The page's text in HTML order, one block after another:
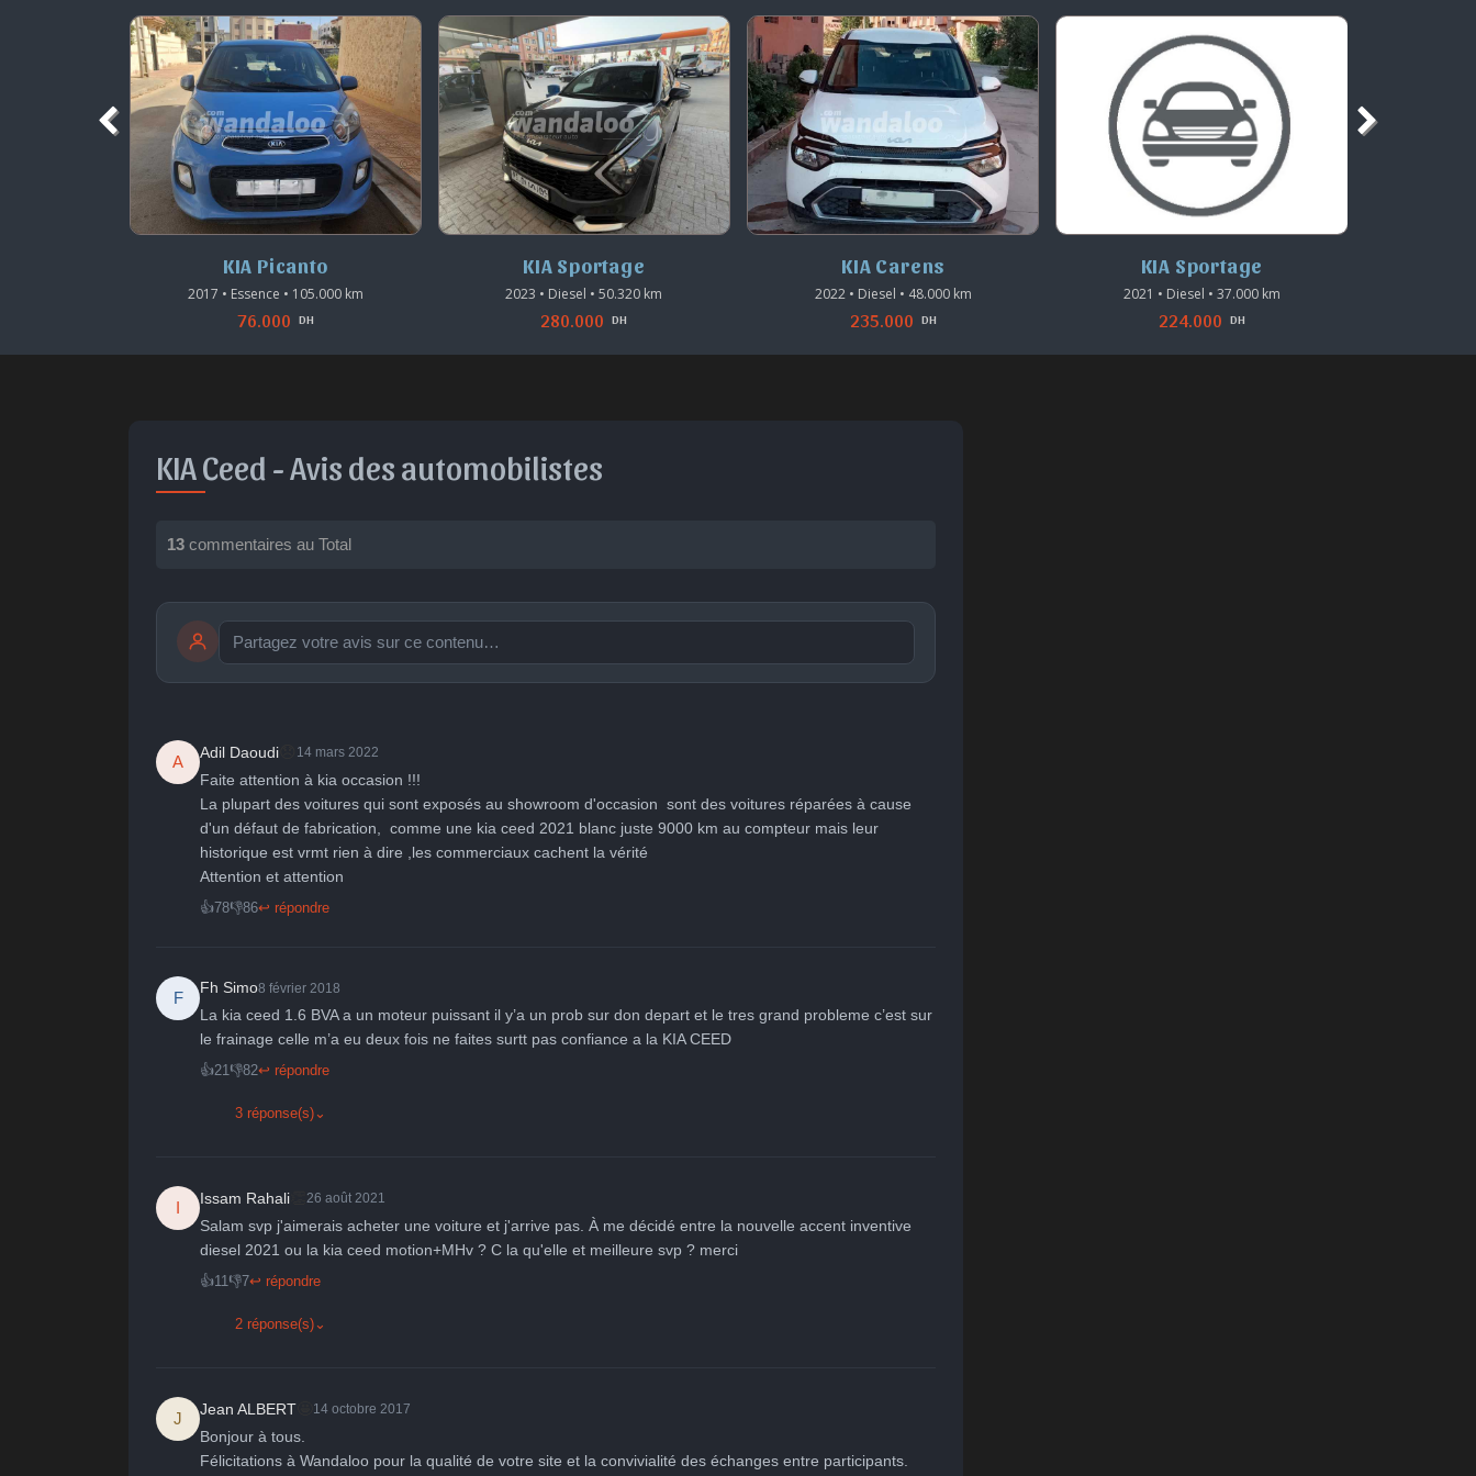
KIA Picanto
2017 • Essence • 105.000 km
76.000 DH
KIA Sportage
2023 • Diesel • 50.320 km
280.000 DH
KIA Carens
2022 • Diesel • 48.000 km
235.000 DH
KIA Sportage
2021 • Diesel • 37.000 km
224.000 DH
KIA Ceed -Avis des automobilistes
13 commentaires au Total
🤩
Parfait
👏
Bravo Réjoui
publication immédiate Publier
A
Adil Daoudi 14 mars 2022
Faite attention à kia occasion !!!
La plupart des voitures qui sont exposés au showroom d'occasion  sont des voitures réparées à cause
d'un défaut de fabrication,  comme une kia ceed 2021 blanc juste 9000 km au compteur mais leur
historique est vrmt rien à dire ,les commerciaux cachent la vérité
Attention et attention
👍78👎86↩ répondre
F
Fh Simo8 février 2018
La kia ceed 1.6 BVA a un moteur puissant il y’a un prob sur don depart et le tres grand probleme c’est sur
le frainage celle m’a eu deux fois ne faites surtt pas confiance a la KIA CEED
👍21👎82↩ répondre
3 réponse(s) ⌄
I
Issam Rahali 26 août 2021
Salam svp j'aimerais acheter une voiture et j'arrive pas. À me décidé entre la nouvelle accent inventive
diesel 2021 ou la kia ceed motion+MHv ? C la qu'elle et meilleure svp ? merci
👍11👎7↩ répondre
2 réponse(s) ⌄
J
Jean ALBERT 14 octobre 2017
Bonjour à tous.
Félicitations à Wandaloo pour la qualité de votre site et la convivialité des échanges entre participants.